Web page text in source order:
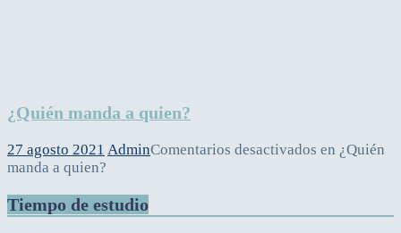
¿Quién manda a quien?
27 agosto 2021 AdminComentarios desactivados en ¿Quién
manda a quien?
Tiempo de estudio